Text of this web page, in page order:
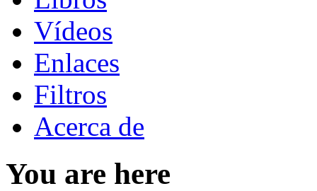
Vídeos
Enlaces
Filtros
Acerca de
You are here